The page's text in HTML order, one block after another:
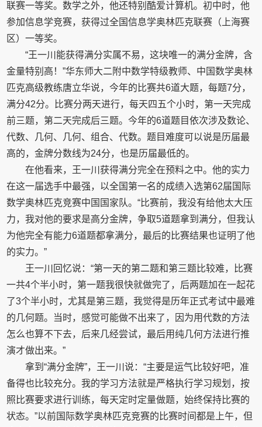
联赛一等奖。数学之外，他还特别酷爱计算机。初中时，他
参加信息学竞赛，获得过全国信息学奥林匹克联赛（上海赛
区）一等奖。
“王一川能获得满分实属不易，这块唯一的满分金牌，含
金量特别高！”华东师大二附中数学特级教师、中国数学奥林
匹克高级教练唐立华说，今年的比赛共6道大题，每题7分，
满分42分。比赛分两天进行，每天四五个小时，第一天完成
前三题，第二天完成后三题。今年的6道题目依次涉及数论、
代数、几何、几何、组合、代数。题目难度可以说是历届最
高的，金牌分数线为24分，也是历届最低的。
在他看来，王一川获得满分完全在预料之中。他的实力
在这一届选手中最强，以全国第一名的成绩入选第62届国际
数学奥林匹克竞赛中国国家队。“比赛前，我没有给他太大压
力，我对他的要求是高分金牌，争取5道题拿到满分，但我认
为他完全有能力6道题都拿满分，最后的比赛结果也证明了他
的实力。”
王一川回忆说：“第一天的第二题和第三题比较难，比赛
一共4个半小时，第一题我很快就做完了，后两题加在一起花
了3个半小时，尤其是第三题，我觉得是历年正式考试中最难
的几何题。当时，感觉可能做不出来了，因为用代数的方法
怎么也算不下去，后来几经尝试，最后用纯几何方法进行推
演才做出来。”
拿到“满分金牌”，王一川说：“主要是运气比较好吧，准
备得也比较充分。我的学习方法就是严格执行学习规划，按
照比赛要求进行训练，每天定时定量做题，始终保持比赛的
状态。”以前国际数学奥林匹克竞赛的比赛时间都是上午，但